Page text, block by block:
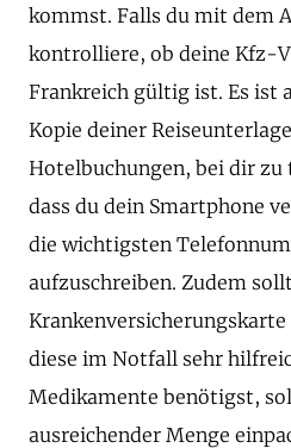
kommst. Falls du mit dem
kontrolliere, ob deine Kfz-
Frankreich gültig ist. Es ist
Kopie deiner
Hotelbuchungen, bei dir zu
dass du dein Smartphone
die wichtigsten
aufzuschreiben. Zudem
diese im Notfall sehr
Medikamente benötigst,
ausreichender Menge